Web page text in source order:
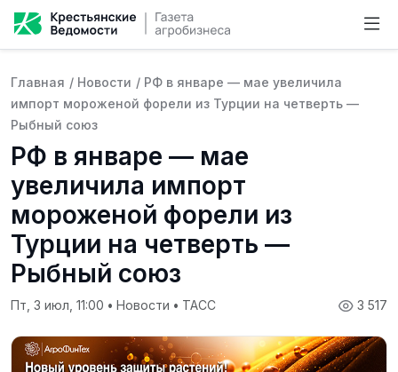
Главная / Новости / РФ в январе — мае увеличила
импорт мороженой форели из Турции на четверть —
Рыбный союз
РФ в январе — мае
увеличила импорт
мороженой форели из
Турции на четверть —
Рыбный союз
3 517
Пт, 3 июл, 11:00 • Новости • ТАСС